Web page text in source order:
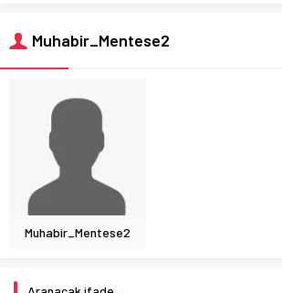
Muhabir_Mentese2
Muhabir_Mentese2